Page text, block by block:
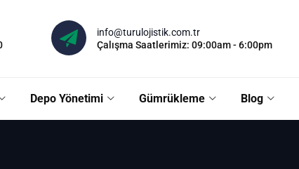
info@turulojistik.com.tr
Çalışma Saatlerimiz: 09:00am - 6:00pm
Depo Yönetimi Gümrükleme Blog